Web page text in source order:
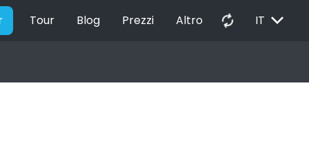
Tour Blog Prezzi Altro autorenew IT EXPAND_MORE